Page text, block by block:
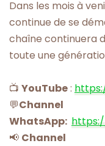
Dans les mois à
continue de se
chaîne continuera
toute une
📺 YouTube:
💬Channel
WhatsApp:
📢 Channel